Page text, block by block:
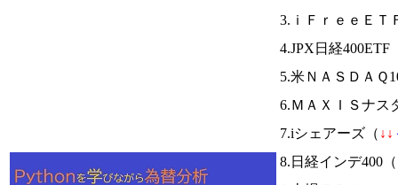
3.ｉＦｒｅｅＥ
4.JPX日経400ETF
5.米ＮＡＳＤＡＱ
6.ＭＡＸＩＳナス
7.iシェアーズ（ ↓ ↓
8.日経インデ400（